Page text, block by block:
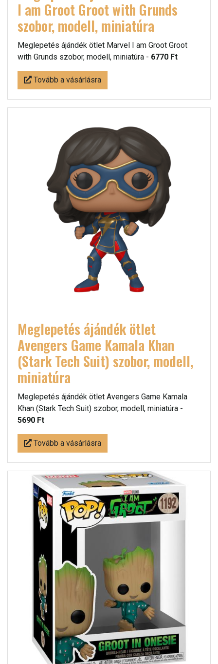
I am Groot Groot with Grunds
szobor, modell, miniatúra
Meglepetés ájándék ötlet Marvel I am Groot Groot
with Grunds szobor, modell, miniatúra - 6770 Ft
Tovább a vásárlásra
Meglepetés ájándék ötlet
Avengers Game Kamala Khan
(Stark Tech Suit) szobor, modell,
miniatúra
Meglepetés ájándék ötlet Avengers Game Kamala
Khan (Stark Tech Suit) szobor, modell, miniatúra -
5690 Ft
Tovább a vásárlásra